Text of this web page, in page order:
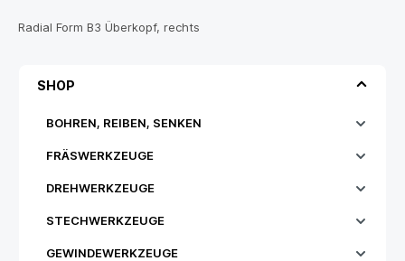
Radial Form B3 Überkopf, rechts
SHOP
BOHREN, REIBEN, SENKEN
FRÄSWERKZEUGE
DREHWERKZEUGE
STECHWERKZEUGE
GEWINDEWERKZEUGE